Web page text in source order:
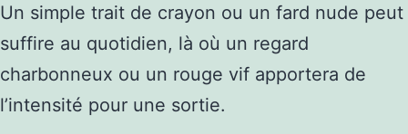
Un simple trait de crayon ou un fard nude peut
suffire au quotidien, là où un regard
charbonneux ou un rouge vif apportera de
l’intensité pour une sortie.